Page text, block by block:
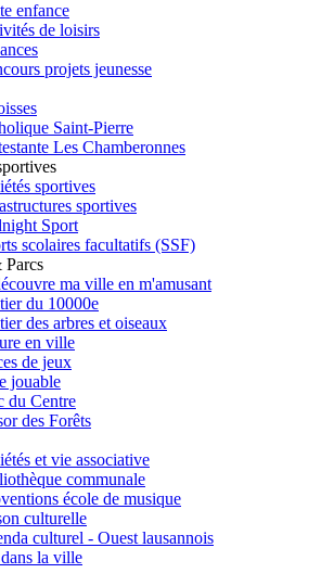
enfance
de loisirs
projets jeunesse
Saint-Pierre
Les Chamberonnes
sportives
sportives
Sport
scolaires facultatifs (SSF)
Parcs
ma ville en m'amusant
du 10000e
des arbres et oiseaux
en ville
de jeux
jouable
du Centre
des Forêts
et vie associative
communale
école de musique
culturelle
culturel - Ouest lausannois
la ville